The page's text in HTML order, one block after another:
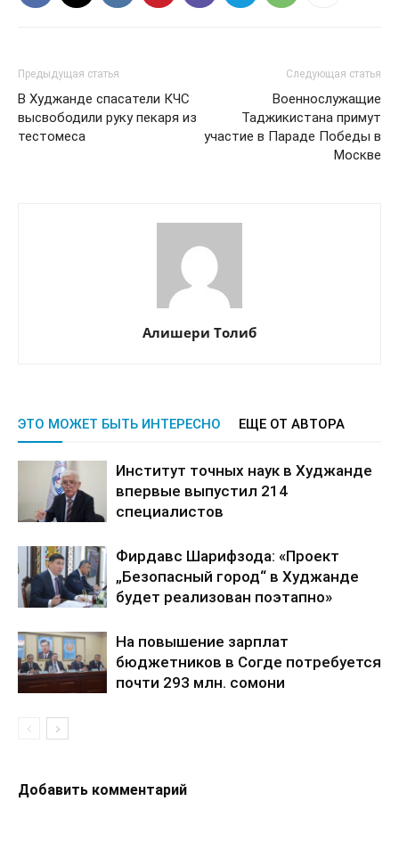
Предыдущая статья
В Худжанде спасатели КЧС
высвободили руку пекаря из
тестомеса
Следующая статья
Военнослужащие
Таджикистана примут
участие в Параде Победы в
Москве
Алишери Толиб
ЭТО МОЖЕТ БЫТЬ ИНТЕРЕСНО ЕЩЕ ОТ АВТОРА
Институт точных наук в Худжанде
впервые выпустил 214
специалистов
Фирдавс Шарифзода: «Проект
„Безопасный город“ в Худжанде
будет реализован поэтапно»
На повышение зарплат
бюджетников в Согде потребуется
почти 293 млн. сомони
Добавить комментарий